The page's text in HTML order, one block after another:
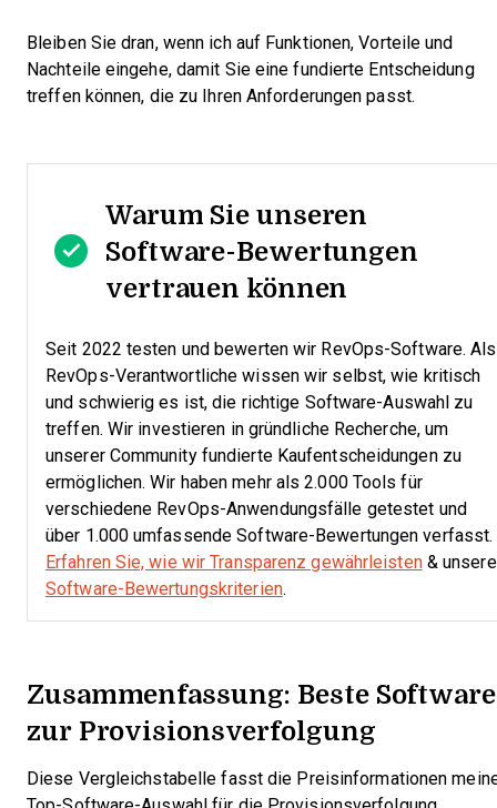
Bleiben Sie dran, wenn ich auf Funktionen, Vorteile und
Nachteile eingehe, damit Sie eine fundierte Entscheidung
treffen können, die zu Ihren Anforderungen passt.
Warum Sie unseren
Software-Bewertungen
vertrauen können
Seit 2022 testen und bewerten wir RevOps-Software. Als
RevOps-Verantwortliche wissen wir selbst, wie kritisch
und schwierig es ist, die richtige Software-Auswahl zu
treffen. Wir investieren in gründliche Recherche, um
unserer Community fundierte Kaufentscheidungen zu
ermöglichen. Wir haben mehr als 2.000 Tools für
verschiedene RevOps-Anwendungsfälle getestet und
über 1.000 umfassende Software-Bewertungen verfasst.
Erfahren Sie, wie wir Transparenz gewährleisten& unsere
Software-Bewertungskriterien.
Zusammenfassung: Beste Software
zur Provisionsverfolgung
Diese Vergleichstabelle fasst die Preisinformationen